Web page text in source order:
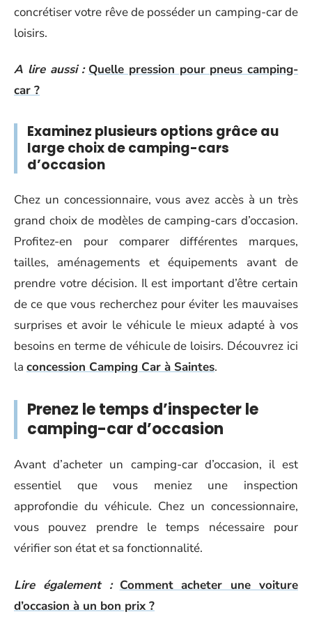
concrétiser votre rêve de posséder un camping-car de
loisirs.
A lire aussi : Quelle pression pour pneus camping-
car ?
Examinez plusieurs options grâce au
large choix de camping-cars
d’occasion
Chez un concessionnaire, vous avez accès à un très
grand choix de modèles de camping-cars d’occasion.
Profitez-en pour comparer différentes marques,
tailles, aménagements et équipements avant de
prendre votre décision. Il est important d’être certain
de ce que vous recherchez pour éviter les mauvaises
surprises et avoir le véhicule le mieux adapté à vos
besoins en terme de véhicule de loisirs. Découvrez ici
la concession Camping Car à Saintes.
Prenez le temps d’inspecter le
camping-car d’occasion
Avant d’acheter un camping-car d’occasion, il est
essentiel que vous meniez une inspection
approfondie du véhicule. Chez un concessionnaire,
vous pouvez prendre le temps nécessaire pour
vérifier son état et sa fonctionnalité.
Lire également : Comment acheter une voiture
d’occasion à un bon prix ?